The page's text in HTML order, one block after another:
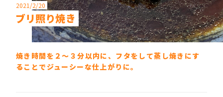
2021/2/20
ブリ照り焼き
焼き時間を２〜３分以内に、フタをして蒸し焼きにす
ることでジューシーな仕上がりに。